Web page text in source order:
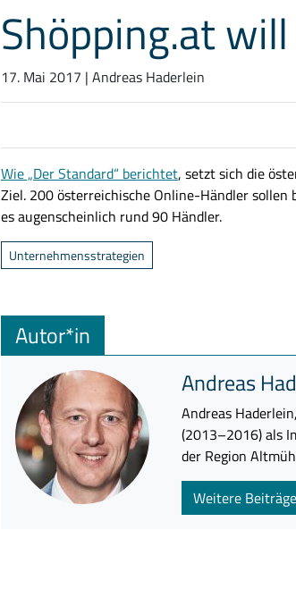
Shöpping.at
17. Mai 2017 | Andreas Haderlein
Wie „Der Standard“ berichtet, setzt sich die
Ziel. 200 österreichische Online-Händler
es augenscheinlich rund 90 Händler.
Unternehmensstrategien
Autor*in
Andreas
Andreas
(2013–2016) als
der Region
Weitere
Suche nach:
Suche ein. Die